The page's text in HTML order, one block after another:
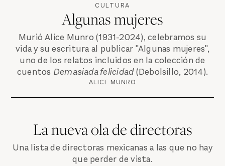
CULTURA
Algunas mujeres
Murió Alice Munro (1931-2024), celebramos su
vida y su escritura al publicar "Algunas mujeres",
uno de los relatos incluidos en la colección de
cuentos Demasiada felicidad(Debolsillo, 2014).
ALICE MUNRO
La nueva ola de directoras
Una lista de directoras mexicanas a las que no hay
que perder de vista.